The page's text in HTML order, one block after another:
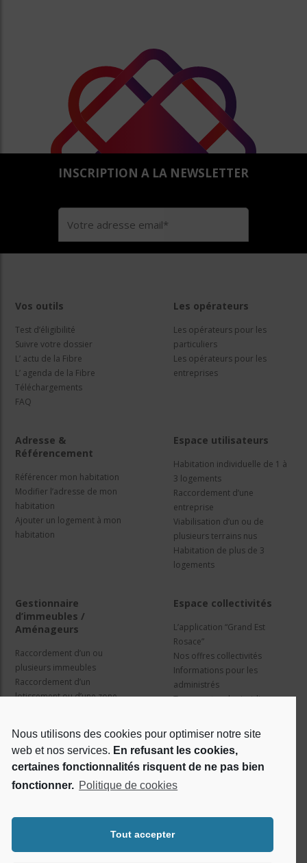
Nous utilisons des cookies pour optimiser notre site
web et nos services. En refusant les cookies,
certaines fonctionnalités risquent de ne pas bien
fonctionner. Politique de cookies
Tout accepter
INSCRIPTION A LA NEWSLETTER
Vos outils
Test d’éligibilité
Suivre votre dossier
L’ actu de la Fibre
L’ agenda de la Fibre
Téléchargements
FAQ
Les opérateurs
Les opérateurs pour les
particuliers
Les opérateurs pour les
entreprises
Adresse &
Référencement
Référencer mon habitation
Modifier l’adresse de mon
habitation
Ajouter un logement à mon
habitation
Espace utilisateurs
Habitation individuelle de 1 à
3 logements
Raccordement d’une
entreprise
Viabilisation d’un ou de
plusieurs terrains nus
Habitation de plus de 3
logements
Gestionnaire
d’immeubles /
Aménageurs
Raccordement d’un ou
plusieurs immeubles
Raccordement d’un
lotissement ou d’une zone
Espace collectivités
L’application “Grand Est
Rosace”
Nos offres collectivités
Informations pour les
administrés
Travaux et cadre juridique
Qui sommes nous ?
Le projet Rosace
Réseaux sociaux